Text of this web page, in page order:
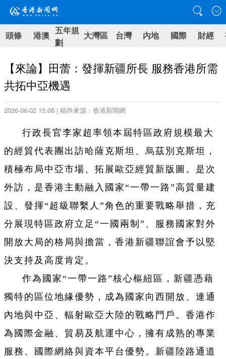
頭條 港澳 五年規
劃
大灣區 台灣 內地 國際 財經
【來論】田蕾：發揮新疆所長 服務香港所需
共拓中亞機遇
2026-06-02 15:06 | 稿件來源：香港新聞網
行政長官李家超率領本屆特區政府規模最大
的經貿代表團出訪哈薩克斯坦、烏茲別克斯坦，
積極布局中亞市場、拓展歐亞經貿新版圖。是次
外訪，是香港主動融入國家“一帶一路”高質量建
設、發揮“超級聯繫人”角色的重要戰略舉措，充
分展現特區政府立足“一國兩制”、服務國家對外
開放大局的格局與擔當，香港新疆聯誼會予以堅
決支持及高度肯定。
作為國家“一帶一路”核心樞紐區，新疆憑藉
獨特的區位地緣優勢，成為國家向西開放、連通
內地與中亞、輻射歐亞大陸的戰略門戶。香港作
為國際金融、貿易及航運中心，擁有成熟的專業
服務、國際網絡與資本平台優勢。新疆陸路通道